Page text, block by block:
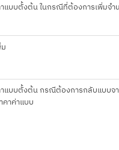
าแบบตั้งต้น ในกรณีที่ต้องการเพิ่มจ
าแบบตั้งต้น กรณีต้องการกลับแบบจ
คาค่าแบบ